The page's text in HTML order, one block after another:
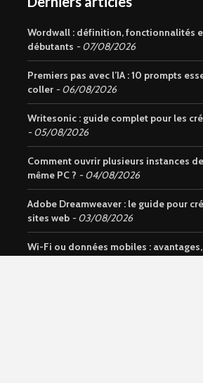
Wordwall : définition, fonctionnalités
débutants
07/08/2026
Premiers pas avec l’IA : 10 prompts
coller
06/08/2026
Writesonic : guide complet pour les
05/08/2026
Comment ouvrir plusieurs instances
même PC ?
04/08/2026
Adobe Dreamweaver : le guide pour
sites web
03/08/2026
Wi-Fi ou données mobiles :